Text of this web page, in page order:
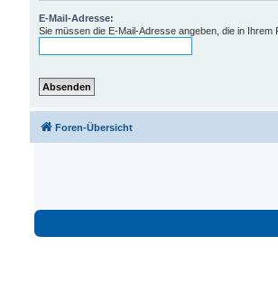
E-Mail-Adresse:
Sie müssen die E-Mail-Adresse angeben, die in
Foren-Übersicht